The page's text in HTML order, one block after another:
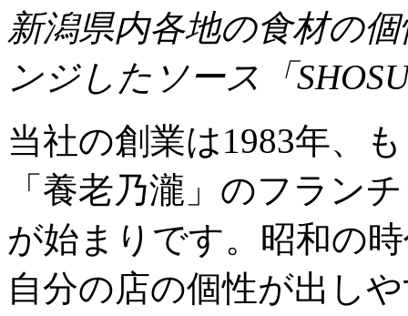
新潟県内各地の食材の
ンジしたソース「
当社の創業は1983年、
「養老乃瀧」のフラン
が始まりです。昭和の
自分の店の個性が出し